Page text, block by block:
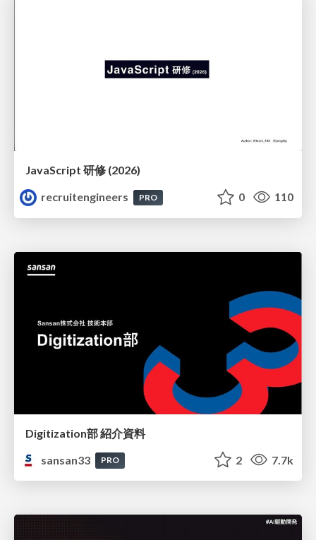
JavaScript 研修 (2026)
recruitengineers
PRO 0 110
Digitization部 紹介資料
sansan33
PRO 2 7.7k